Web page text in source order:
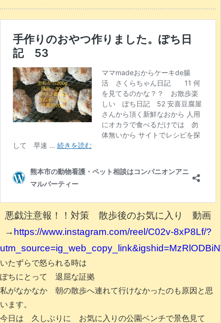
悪戯注意報！！対策 散歩後のお気に入り 動画
→ https://www.instagram.com/reel/C02v-8xP8Lf/?
いたずらで怒られる時は
ぽちにとって 退屈な証拠
私がなかなか 朝の散歩へ連れて行けなかったのも原因と思
います。
今日は 久しぶりに お気に入りの公園ベンチで景色見て